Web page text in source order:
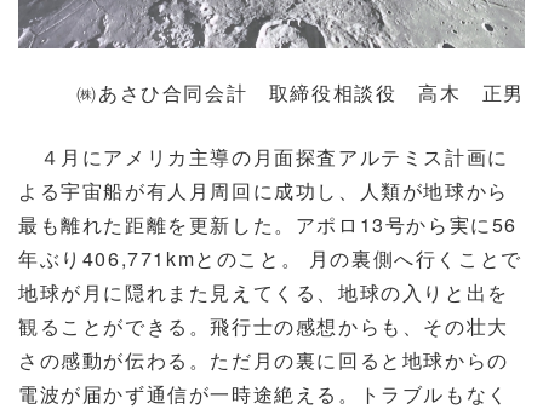
㈱あさひ合同会計 取締役相談役 高木 正男
４月にアメリカ主導の月面探査アルテミス計画に
よる宇宙船が有人月周回に成功し、人類が地球から
最も離れた距離を更新した。アポロ13号から実に56
年ぶり406,771kmとのこと。 月の裏側へ行くことで
地球が月に隠れまた見えてくる、地球の入りと出を
観ることができる。飛行士の感想からも、その壮大
さの感動が伝わる。ただ月の裏に回ると地球からの
電波が届かず通信が一時途絶える。トラブルもなく